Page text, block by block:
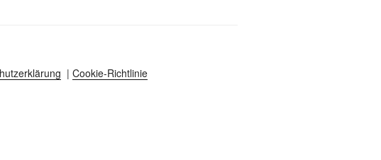
| Cookie-Richtlinie